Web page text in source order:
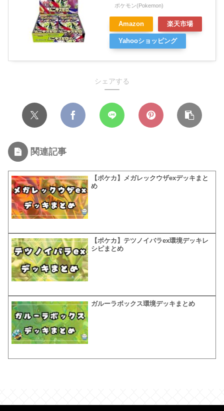
ポケモン(Pokemon)
Amazon 楽天市場
Yahooショッピング
シェアする
関連記事
【ポケカ】メガレックウザexデッキまと
め
【ポケカ】テツノイバラex環境デッキレ
シピまとめ
ガルーラボックス環境デッキまとめ